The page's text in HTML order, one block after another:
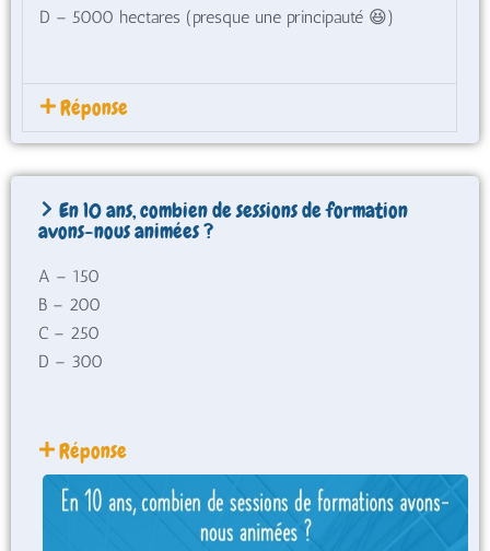
D – 5000 hectares (presque une principauté 😆)
Réponse
En 10 ans, combien de sessions de formation
avons-nous animées ?
A – 150
B – 200
C – 250
D – 300
Réponse